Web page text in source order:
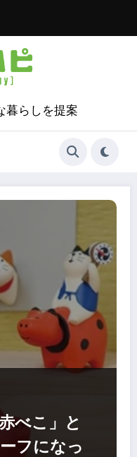
暮らしを提案
べこ」と
フになっ